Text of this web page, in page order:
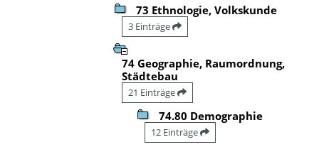
73 Ethnologie, Volkskunde
3 Einträge
74 Geographie, Raumordnung,
Städtebau
21 Einträge
74.80 Demographie
12 Einträge